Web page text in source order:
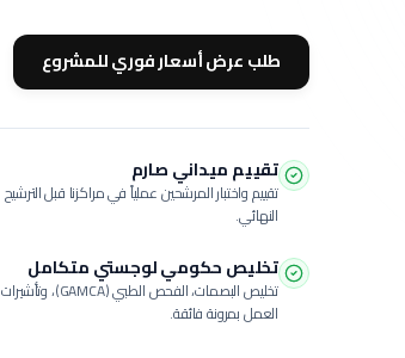
طلب عرض أسعار فوري للمشروع
تقييم ميداني صارم
تقييم واختبار المرشحين عملياً في مراكزنا قبل الترشيح
النهائي.
تخليص حكومي لوجستي متكامل
تخليص البصمات، الفحص الطبي (GAMCA)، وتأشيرات
العمل بمرونة فائقة.